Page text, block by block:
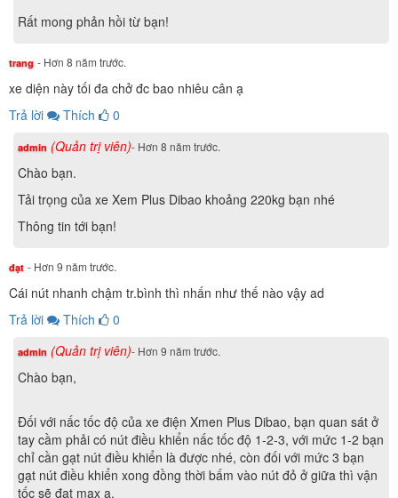
XE ĐIỆN XMEN PLUS DIBAO phanh đĩa an toàn hơn,
Khóa chống trộm, mở khóa chống trộm, tìm xe, mở khóa
không cần dùng chìa.
Đánh giá về độ an toàn của dòng xe Xmen này phải nói là
quá hoàn hảo. Di chuyển cực tiết kiệm điện mà vẫn thỏa
mãn nhu cầu hiện hành của người sử dụng hiện nay.
Rất mong phản hồi từ bạn!
trang - Hơn 8 năm trước.
xe diện này tối đa chở đc bao nhiêu cân ạ
Trả lời
Thích 0
admin (Quản trị viên)- Hơn 8 năm trước.
Chào bạn.
Tải trọng của xe Xem Plus Dibao khoảng 220kg bạn nhé
Thông tin tới bạn!
đạt - Hơn 9 năm trước.
Cái nút nhanh chậm tr.bình thì nhấn như thế nào vậy ad
Trả lời
Thích 0
admin (Quản trị viên)- Hơn 9 năm trước.
Chào bạn,
Đối với nấc tốc độ của xe điện Xmen Plus Dibao, bạn quan sát ở
tay cầm phải có nút điều khiển nấc tốc độ 1-2-3, với mức 1-2 bạn
chỉ cần gạt nút điều khiển là được nhé, còn đối với mức 3 bạn
gạt nút điều khiển xong đồng thời bấm vào nút đỏ ở giữa thì vận
tốc sẽ đạt max ạ.